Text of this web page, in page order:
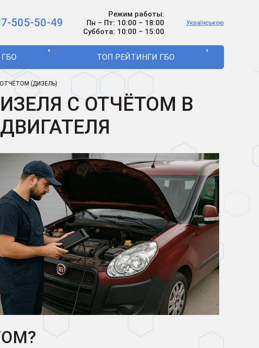
505-50-49
Режим работы:
Пн – Пт: 10:00 – 18:00
Суббота: 10:00 – 15:00
Українською
▼
ТОП РЕЙТИНГИ ГБО
▼
(ДИЗЕЛЬ)
С ОТЧЁТОМ В